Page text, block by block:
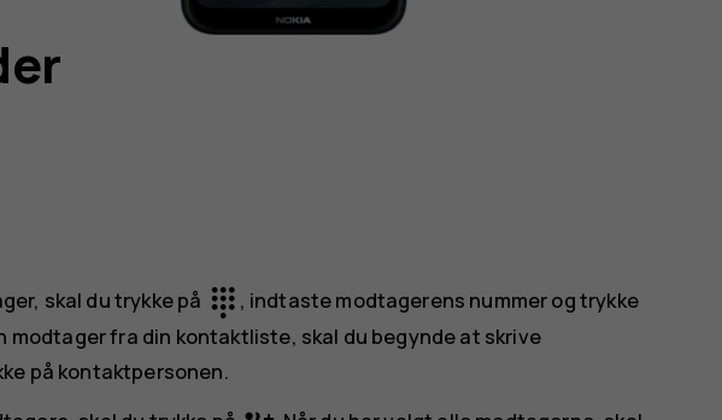
skal du trykke på dialpad , indtaste modtagerens nummer og trykke
modtager fra din kontaktliste, skal du begynde at skrive
på kontaktpersonen.